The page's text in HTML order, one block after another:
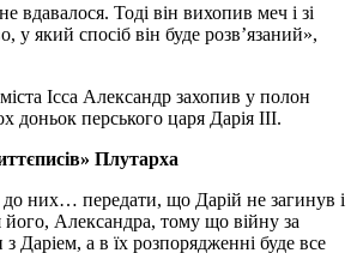
вдавалося. Тоді він вихопив меч і зі
у який спосіб він буде розв’язаний»,
Ісса Александр захопив у полон
доньок перського царя Дарія III.
Плутарха
них… передати, що Дарій не загинув і
його, Александра, тому що війну за
з Даріем, а в їх розпорядженні буде все